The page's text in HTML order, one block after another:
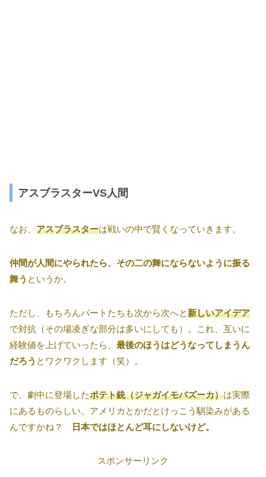
アスブラスターVS人間
なお、 アスブラスターは戦いの中で賢くなっていきます。
仲間が人間にやられたら、その二の舞にならないように振る
舞う というか。
ただし、もちろんバートたちも次から次へと新しいアイデア
で対抗（その場凌ぎな部分は多いにしても）。これ、互いに
経験値を上げていったら、 最後のほうはどうなってしまうん
だろう とワクワクします（笑）。
で、劇中に登場したポテト銃（ジャガイモバズーカ）は実際
にあるものらしい。アメリカとかだとけっこう馴染みがある
んですかね？
日本ではほとんど耳にしないけど。
スポンサーリンク